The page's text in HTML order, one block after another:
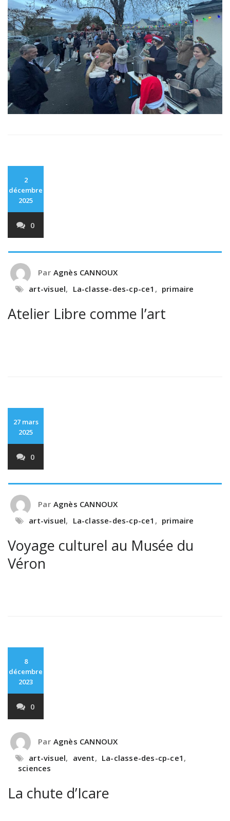
2
décembre
2025
0
Par Agnès CANNOUX
art-visuel, La-classe-des-cp-ce1 , primaire
Atelier Libre comme l’art
27 mars
2025
0
Par Agnès CANNOUX
art-visuel, La-classe-des-cp-ce1 , primaire
Voyage culturel au Musée du
Véron
8
décembre
2023
0
Par Agnès CANNOUX
art-visuel, avent, La-classe-des-cp-ce1 ,
sciences
La chute d’Icare